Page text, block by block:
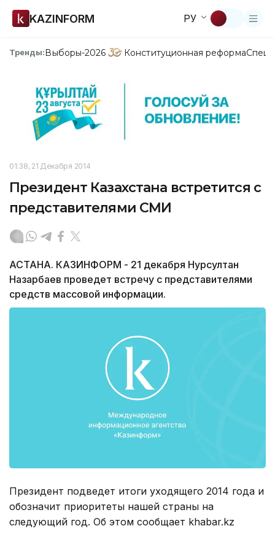
KAZINFORM РУ
Тренды:Выборы-2026 Конституционная реформа
01:38, 21 Декабря 2014
Президент Казахстана встретится с
представителями СМИ
АСТАНА. КАЗИНФОРМ - 21 декабря Нурсултан
Назарбаев проведет встречу с представителями
средств массовой информации.
Президент подведет итоги уходящего 2014 года и
обозначит приоритеты нашей страны на
следующий год. Об этом сообщает khabar.kz